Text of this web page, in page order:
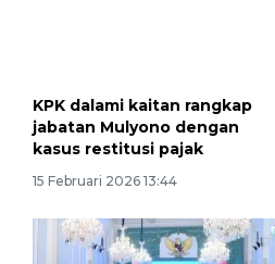
KPK dalami kaitan rangkap
jabatan Mulyono dengan
kasus restitusi pajak
15 Februari 2026 13:44